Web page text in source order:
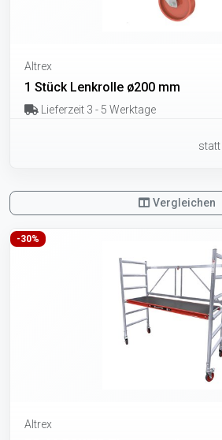
Altrex
1 Stück Lenkrolle ø200 mm
Lieferzeit 3 - 5 Werktage
statt
Vergleichen
-30%
Altrex